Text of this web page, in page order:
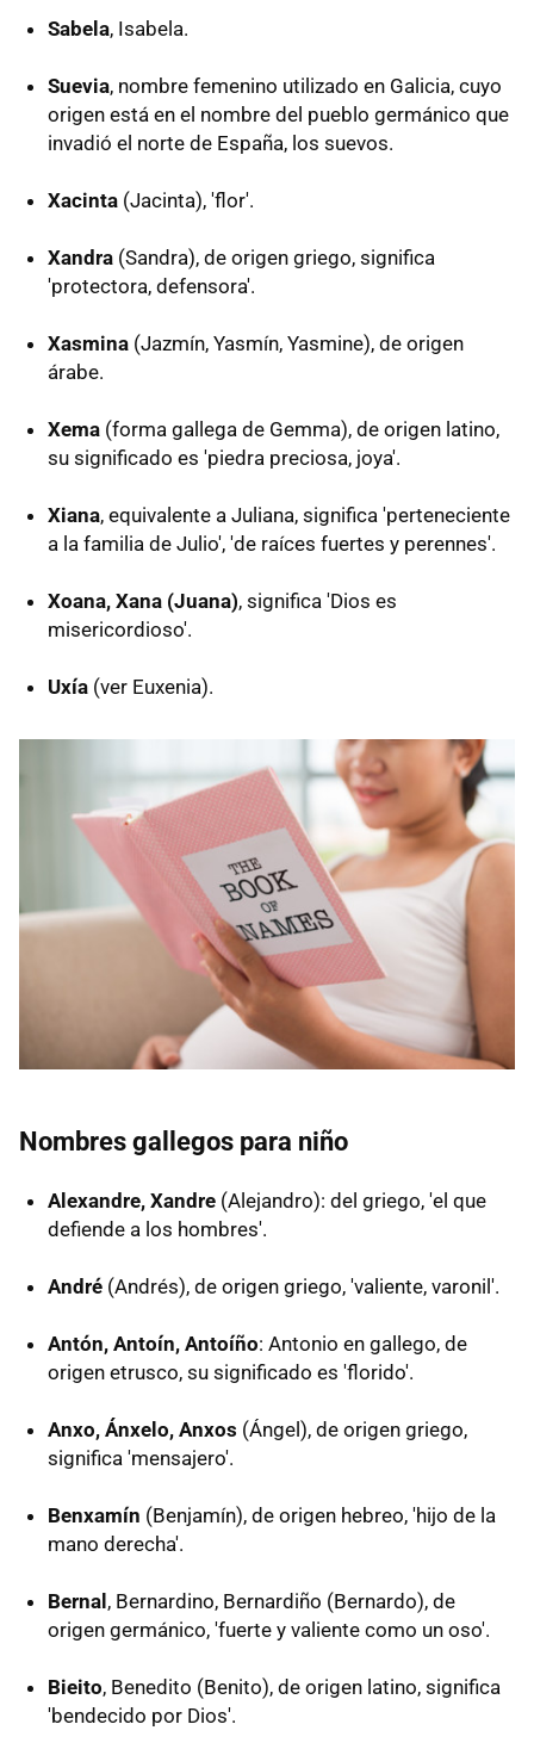
Sabela, Isabela.
Suevia, nombre femenino utilizado en Galicia, cuyo
origen está en el nombre del pueblo germánico que
invadió el norte de España, los suevos.
Xacinta (Jacinta), 'flor'.
Xandra (Sandra), de origen griego, significa
'protectora, defensora'.
Xasmina (Jazmín, Yasmín, Yasmine), de origen
árabe.
Xema (forma gallega de Gemma), de origen latino,
su significado es 'piedra preciosa, joya'.
Xiana, equivalente a Juliana, significa 'perteneciente
a la familia de Julio', 'de raíces fuertes y perennes'.
Xoana, Xana (Juana), significa 'Dios es
misericordioso'.
Uxía (ver Euxenia).
Nombres gallegos para niño
Alexandre, Xandre (Alejandro): del griego, 'el que
defiende a los hombres'.
André (Andrés), de origen griego, 'valiente, varonil'.
Antón, Antoín, Antoíño: Antonio en gallego, de
origen etrusco, su significado es 'florido'.
Anxo, Ánxelo, Anxos (Ángel), de origen griego,
significa 'mensajero'.
Benxamín (Benjamín), de origen hebreo, 'hijo de la
mano derecha'.
Bernal, Bernardino, Bernardiño (Bernardo), de
origen germánico, 'fuerte y valiente como un oso'.
Bieito, Benedito (Benito), de origen latino, significa
'bendecido por Dios'.